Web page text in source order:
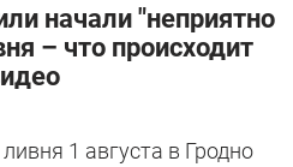
начали "неприятно
– что происходит
1 августа в Гродно